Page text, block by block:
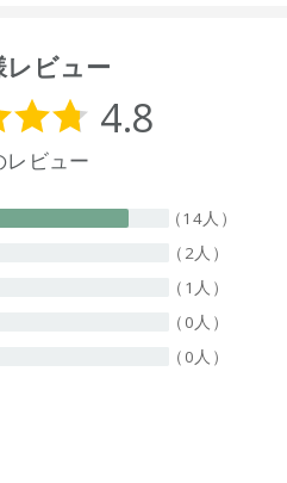
下記品番をお伝え下さい。
～２週間かかる場合がござい
。
の理由により、写真と異なる場
の理由により、成分・処方が記
レビュー